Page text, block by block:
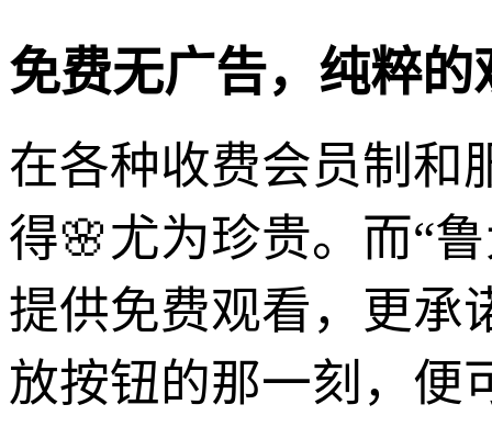
免费无广告，纯粹的
在各种收费会员制和
得🌸尤为珍贵。而“
提供免费观看，更承
放按钮的那一刻，便